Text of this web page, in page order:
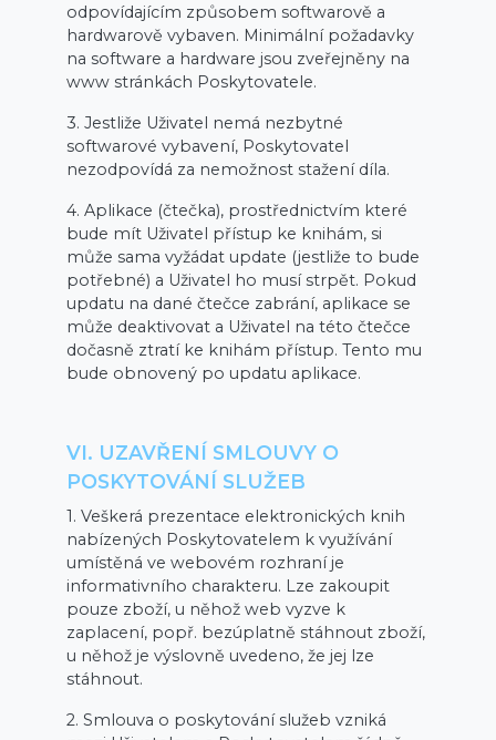
odpovídajícím způsobem softwarově a
hardwarově vybaven. Minimální požadavky
na software a hardware jsou zveřejněny na
www stránkách Poskytovatele.
3. Jestliže Uživatel nemá nezbytné
softwarové vybavení, Poskytovatel
nezodpovídá za nemožnost stažení díla.
4. Aplikace (čtečka), prostřednictvím které
bude mít Uživatel přístup ke knihám, si
může sama vyžádat update (jestliže to bude
potřebné) a Uživatel ho musí strpět. Pokud
updatu na dané čtečce zabrání, aplikace se
může deaktivovat a Uživatel na této čtečce
dočasně ztratí ke knihám přístup. Tento mu
bude obnovený po updatu aplikace.
VI. UZAVŘENÍ SMLOUVY O
POSKYTOVÁNÍ SLUŽEB
1. Veškerá prezentace elektronických knih
nabízených Poskytovatelem k využívání
umístěná ve webovém rozhraní je
informativního charakteru. Lze zakoupit
pouze zboží, u něhož web vyzve k
zaplacení, popř. bezúplatně stáhnout zboží,
u něhož je výslovně uvedeno, že jej lze
stáhnout.
2. Smlouva o poskytování služeb vzniká